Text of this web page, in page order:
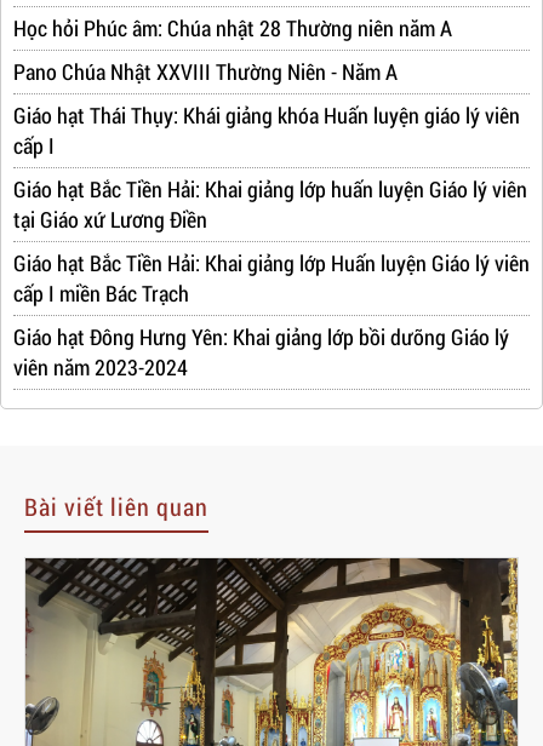
Học hỏi Phúc âm: Chúa nhật 28 Thường niên năm A
Pano Chúa Nhật XXVIII Thường Niên - Năm A
Giáo hạt Thái Thụy: Khái giảng khóa Huấn luyện giáo lý viên
cấp I
Giáo hạt Bắc Tiền Hải: Khai giảng lớp huấn luyện Giáo lý viên
tại Giáo xứ Lương Điền
Giáo hạt Bắc Tiền Hải: Khai giảng lớp Huấn luyện Giáo lý viên
cấp I miền Bác Trạch
Giáo hạt Đông Hưng Yên: Khai giảng lớp bồi dưỡng Giáo lý
viên năm 2023-2024
Bài viết liên quan